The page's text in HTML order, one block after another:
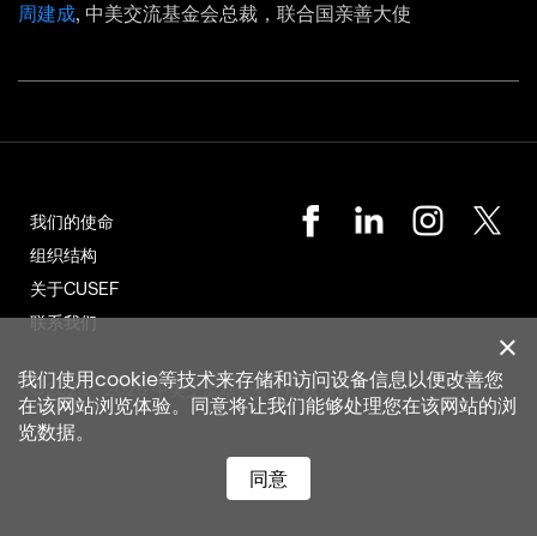
周建成, 中美交流基金会总裁，联合国亲善大使
我们的使命
组织结构
关于CUSEF
联系我们
©2023 - 2026 中美交流基金会 | 版权所有
我们使用cookie等技术来存储和访问设备信息以便改善您
在该网站浏览体验。同意将让我们能够处理您在该网站的浏
览数据。
同意